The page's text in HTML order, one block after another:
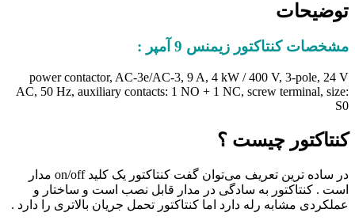
توضیحات
مشخصات کنتاکتور زیمنس 9 آمپر :
power contactor, AC-3e/AC-3, 9 A, 4 kW / 400 V, 3-pole, 24 V
AC, 50 Hz, auxiliary contacts: 1 NO + 1 NC, screw terminal, size:
S0
کنتاکتور چیست ؟
در ساده ترین تعریف می‌توان گفت کنتاکتور یک کلید on/off مدار
است . کنتاکتور به سادگی در مدار قابل نصب است و ساختار و
عملکردی مشابه رله دارد اما کنتاکتور تحمل جریان بالاتری را دارد .